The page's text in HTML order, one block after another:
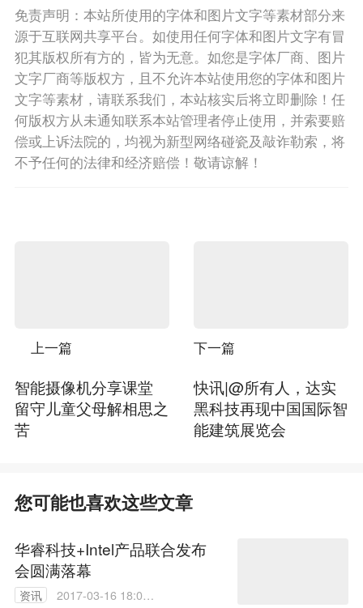
免责声明：本站所使用的字体和图片文字等素材部分来
源于互联网共享平台。如使用任何字体和图片文字有冒
犯其版权所有方的，皆为无意。如您是字体厂商、图片
文字厂商等版权方，且不允许本站使用您的字体和图片
文字等素材，请联系我们，本站核实后将立即删除！任
何版权方从未通知联系本站管理者停止使用，并索要赔
偿或上诉法院的，均视为新型网络碰瓷及敲诈勒索，将
不予任何的法律和经济赔偿！敬请谅解！
上一篇
智能摄像机分享课堂
留守儿童父母解相思之
苦
下一篇
快讯|@所有人，达实
黑科技再现中国国际智
能建筑展览会
您可能也喜欢这些文章
华睿科技+Intel产品联合发布
会圆满落幕
资讯
2017-03-16 18:08: